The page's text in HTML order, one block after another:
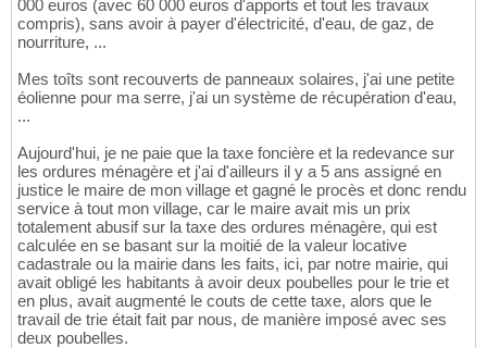
000 euros (avec 60 000 euros d'apports et tout les travaux
compris), sans avoir à payer d'électricité, d'eau, de gaz, de
nourriture, ...
Mes toîts sont recouverts de panneaux solaires, j'ai une petite
éolienne pour ma serre, j'ai un système de récupération d'eau,
...
Aujourd'hui, je ne paie que la taxe foncière et la redevance sur
les ordures ménagère et j'ai d'ailleurs il y a 5 ans assigné en
justice le maire de mon village et gagné le procès et donc rendu
service à tout mon village, car le maire avait mis un prix
totalement abusif sur la taxe des ordures ménagère, qui est
calculée en se basant sur la moitié de la valeur locative
cadastrale ou la mairie dans les faits, ici, par notre mairie, qui
avait obligé les habitants à avoir deux poubelles pour le trie et
en plus, avait augmenté le couts de cette taxe, alors que le
travail de trie était fait par nous, de manière imposé avec ses
deux poubelles.